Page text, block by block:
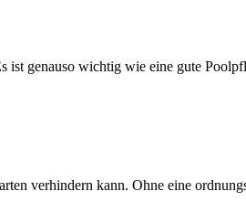
ist genauso wichtig wie eine gute
verhindern kann. Ohne eine